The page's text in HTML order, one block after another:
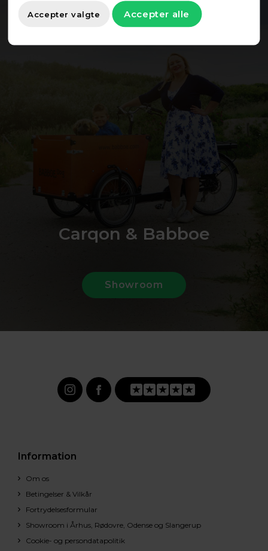
Carqon & Babboe
Showroom
Information
Om os
Betingelser & Vilkår
Fortrydelsesformular
Showroom i Århus, Rødovre, Odense og Slangerup
Cookie- og persondatapolitik